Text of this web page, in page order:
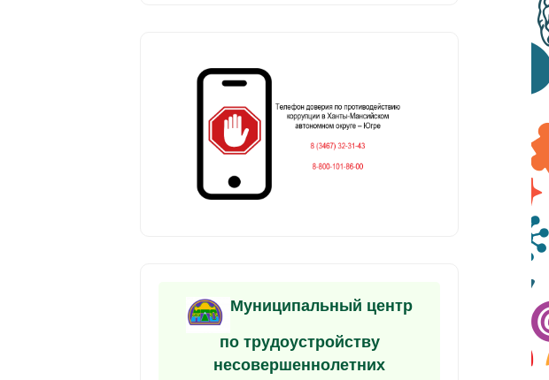
Муниципальный центр
по трудоустройству
несовершеннолетних